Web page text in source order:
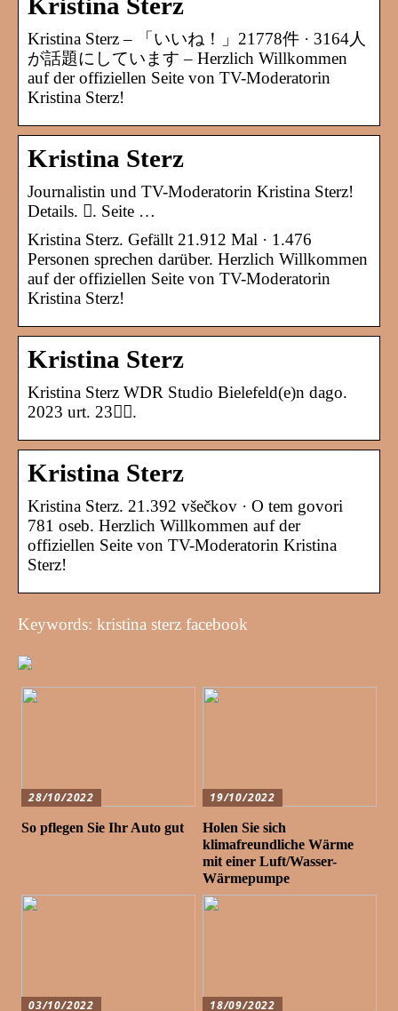
Kristina Sterz
Kristina Sterz – 「いいね！」21778件 · 3164人
が話題にしています – Herzlich Willkommen
auf der offiziellen Seite von TV-Moderatorin
Kristina Sterz!
Kristina Sterz
Journalistin und TV-Moderatorin Kristina Sterz!
Details. 󱛐. Seite …
Kristina Sterz. Gefällt 21.912 Mal · 1.476
Personen sprechen darüber. Herzlich Willkommen
auf der offiziellen Seite von TV-Moderatorin
Kristina Sterz!
Kristina Sterz
Kristina Sterz WDR Studio Bielefeld(e)n dago.
2023 urt. 23󰞋󰟠.
Kristina Sterz
Kristina Sterz. 21.392 všečkov · O tem govori
781 oseb. Herzlich Willkommen auf der
offiziellen Seite von TV-Moderatorin Kristina
Sterz!
Keywords: kristina sterz facebook
28/10/2022
So pflegen Sie Ihr Auto gut
19/10/2022
Holen Sie sich
klimafreundliche Wärme
mit einer Luft/Wasser-
Wärmepumpe
03/10/2022 18/09/2022